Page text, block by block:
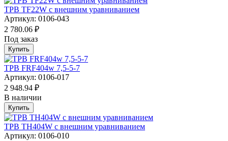
ТРВ TF22W с внешним уравниванием
Артикул: 0106-043
2 780.06 ₽
Под заказ
Купить
ТРВ FRF404w 7,5-5-7
Артикул: 0106-017
2 948.94 ₽
В наличии
Купить
ТРВ TH404W с внешним уравниванием
Артикул: 0106-010